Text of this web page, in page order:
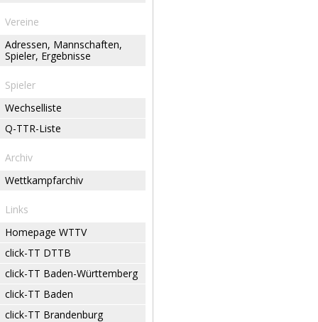
Vereine
Adressen, Mannschaften,
Spieler, Ergebnisse
Spieler
Wechselliste
Q-TTR-Liste
Archiv
Wettkampfarchiv
Links
Homepage WTTV
click-TT DTTB
click-TT Baden-Württemberg
click-TT Baden
click-TT Brandenburg